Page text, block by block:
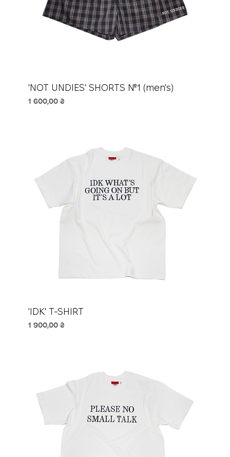
'NOT UNDIES' SHORTS №1 (men's)
Ціна
1 600,00 ₴
'IDK' T-SHIRT
Ціна
1 900,00 ₴